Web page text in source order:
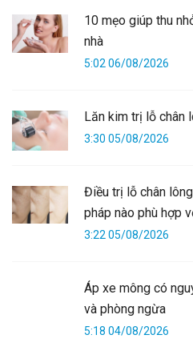
10 mẹo giúp thu
nhà
5:02 06/08/2026
Lăn kim trị lỗ chân
3:30 05/08/2026
Điều trị lỗ chân
pháp nào phù hợp
3:22 05/08/2026
Áp xe mông có
và phòng ngừa
5:18 04/08/2026